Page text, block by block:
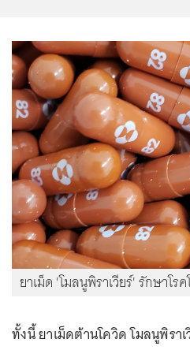
ยาเม็ด 'โมลนูพิราเวียร์' รักษาโร
ทั้งนี้ ยาเม็ดต้านโควิด โมลนูพิรา